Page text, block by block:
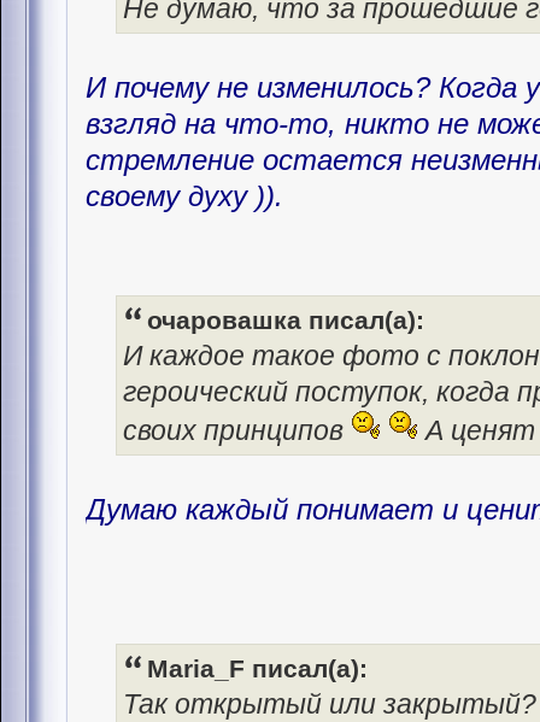
Не думаю, что за прошедшие
И почему не изменилось? Когда
взгляд на что-то, никто не
стремление остается
своему духу )).
очаровашка писал(а):
И каждое такое фото с
героический поступок,
своих принципов
А ценят
Думаю каждый понимает и
Maria_F писал(а):
Так открытый или закрытый?